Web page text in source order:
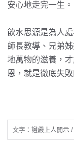
安心地走完一生。
飲水思源是為人
師長教導、兄弟
地萬物的滋養，
恩，就是徹底失敗
文字：證嚴上人開示